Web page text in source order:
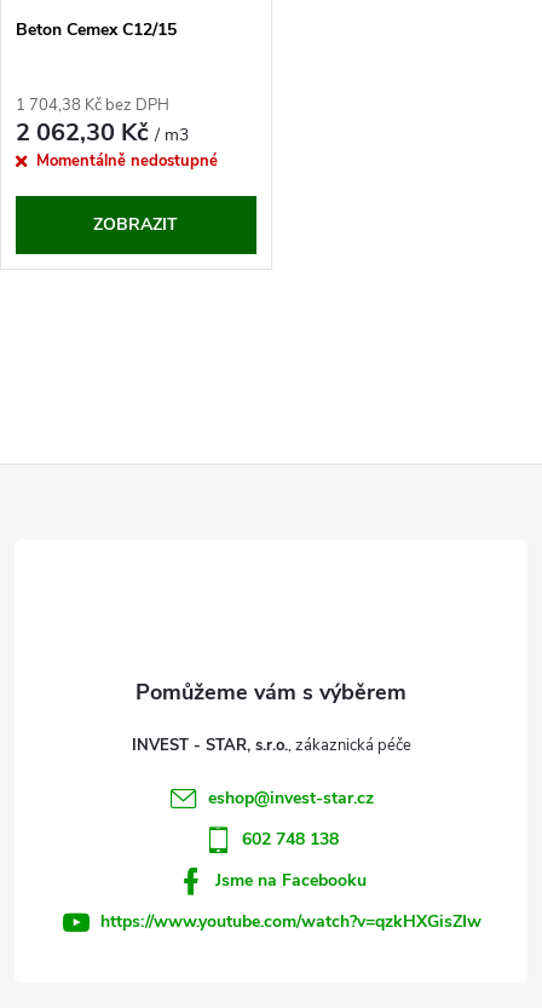
Beton Cemex C12/15
1 704,38 Kč bez DPH
2 062,30 Kč/ m3
Momentálně nedostupné
ZOBRAZIT
INVEST - STAR, s.r.o.
eshop@invest-star.cz
602 748 138
Jsme na Facebooku
https://www.youtube.com/watch?v=qzkHXGisZIw